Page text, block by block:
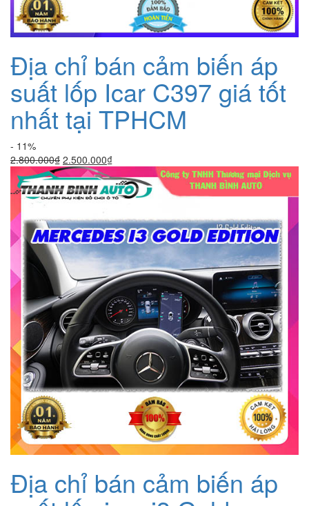
Địa chỉ bán cảm biến áp
suất lốp Icar C397 giá tốt
nhất tại TPHCM
- 11%
2.800.000₫ Giá
gốc
là:
2.800.000₫.
2.500.000₫Giá
hiện
tại
là:
Địa chỉ bán cảm biến áp